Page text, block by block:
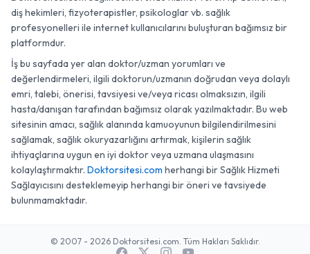
diş hekimleri, fizyoterapistler, psikologlar vb. sağlık
profesyonelleri ile internet kullanıcılarını buluşturan bağımsız bir
platformdur.
İş bu sayfada yer alan doktor/uzman yorumları ve
değerlendirmeleri, ilgili doktorun/uzmanın doğrudan veya dolaylı
emri, talebi, önerisi, tavsiyesi ve/veya ricası olmaksızın, ilgili
hasta/danışan tarafından bağımsız olarak yazılmaktadır. Bu web
sitesinin amacı, sağlık alanında kamuoyunun bilgilendirilmesini
sağlamak, sağlık okuryazarlığını artırmak, kişilerin sağlık
ihtiyaçlarına uygun en iyi doktor veya uzmana ulaşmasını
kolaylaştırmaktır. Doktorsitesi.com herhangi bir Sağlık Hizmeti
Sağlayıcısını desteklemeyip herhangi bir öneri ve tavsiyede
bulunmamaktadır.
© 2007 - 2026 Doktorsitesi.com. Tüm Hakları Saklıdır.